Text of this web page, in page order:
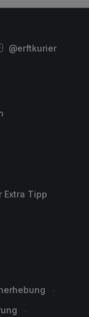
@erftkurier
Extra Tipp